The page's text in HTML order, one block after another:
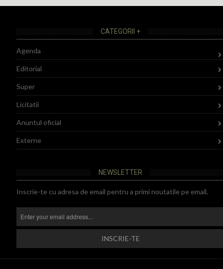
CATEGORII +
Agenda
Editorial
Super
Licitatii
Anuntul oficial
Externe
NEWSLETTER
Inscrie-te cu adresa de email pentru a primi noutatile pe email.